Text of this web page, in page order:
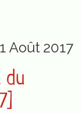
Août 2017